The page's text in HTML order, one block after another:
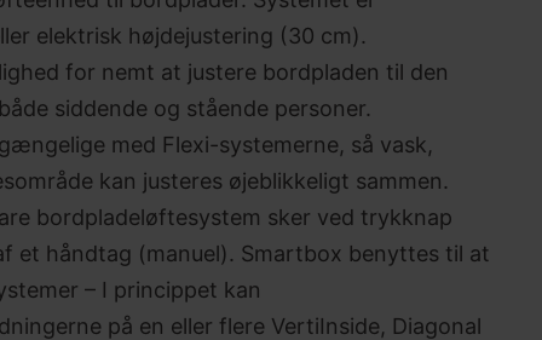
elektrisk højdejustering (30 cm).
for nemt at justere bordpladen til den
siddende og stående personer.
med Flexi-systemerne, så vask,
kan justeres øjeblikkeligt sammen.
bordpladeløftesystem sker ved trykknap
et håndtag (manuel). Smartbox benyttes til at
– I princippet kan
på en eller flere VertiInside, Diagonal